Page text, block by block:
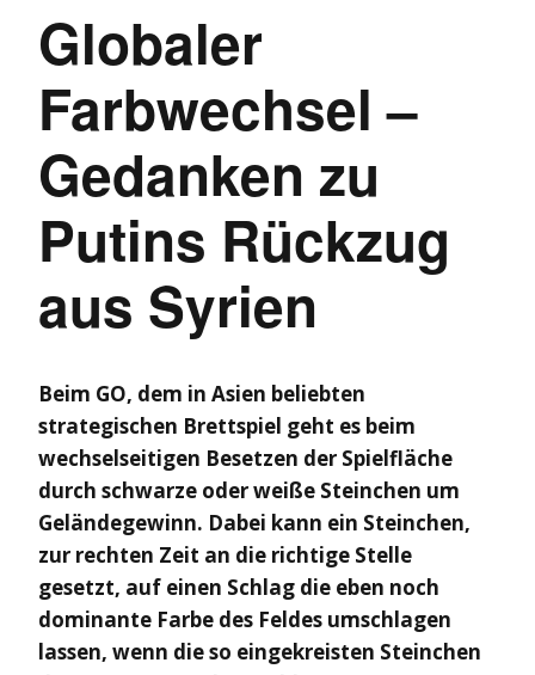
Globaler
Farbwechsel –
Gedanken zu
Putins Rückzug
aus Syrien
Beim GO, dem in Asien beliebten
strategischen Brettspiel geht es beim
wechselseitigen Besetzen der Spielfläche
durch schwarze oder weiße Steinchen um
Geländegewinn. Dabei kann ein Steinchen,
zur rechten Zeit an die richtige Stelle
gesetzt, auf einen Schlag die eben noch
dominante Farbe des Feldes umschlagen
lassen, wenn die so eingekreisten Steinchen